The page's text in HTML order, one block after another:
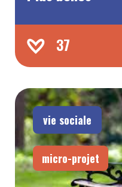
37
vie sociale
micro-projet